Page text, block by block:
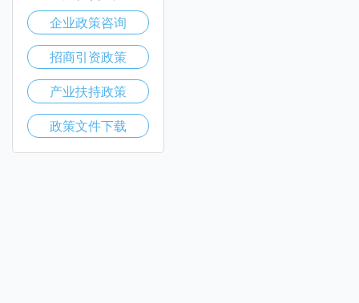
企业政策咨询
招商引资政策
产业扶持政策
政策文件下载